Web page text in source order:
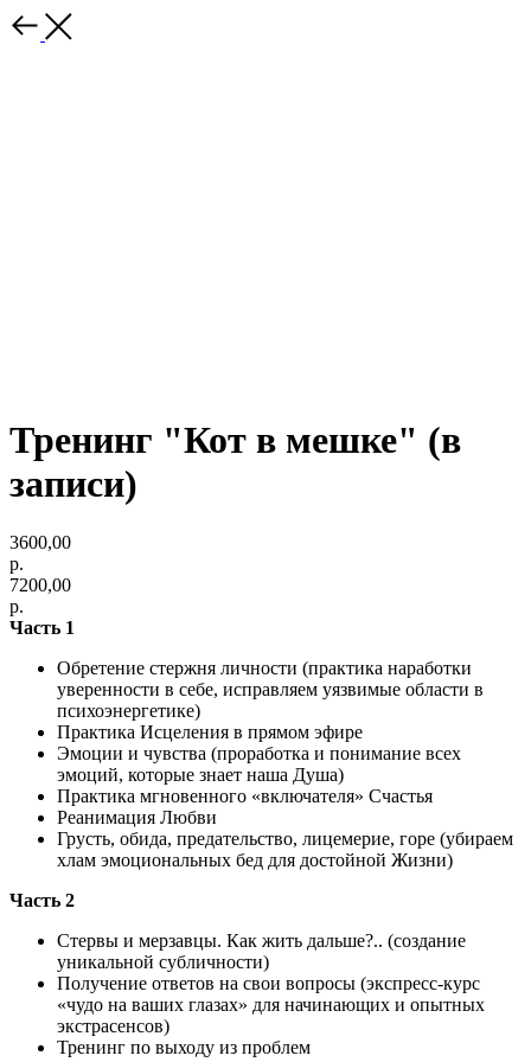
Тренинг "Кот в мешке" (в
записи)
3600,00
р.
7200,00
р.
Часть 1
Обретение стержня личности (практика наработки
уверенности в себе, исправляем уязвимые области в
психоэнергетике)
Практика Исцеления в прямом эфире
Эмоции и чувства (проработка и понимание всех
эмоций, которые знает наша Душа)
Практика мгновенного «включателя» Счастья
Реанимация Любви
Грусть, обида, предательство, лицемерие, горе (убираем
хлам эмоциональных бед для достойной Жизни)
Часть 2
Стервы и мерзавцы. Как жить дальше?.. (создание
уникальной субличности)
Получение ответов на свои вопросы (экспресс-курс
«чудо на ваших глазах» для начинающих и опытных
экстрасенсов)
Тренинг по выходу из проблем